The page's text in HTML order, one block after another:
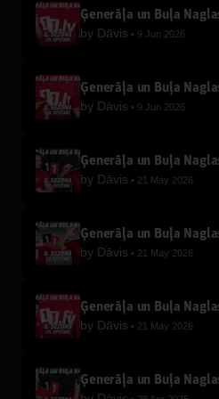
Ģenerāļa un Buļa
by Dāvis 9 Jun 2026
Ģenerāļa un Buļa
by Dāvis 9 Jun 2026
Ģenerāļa un Buļa
by Dāvis 21 May 2026
Ģenerāļa un Buļa
by Dāvis 21 May 2026
Ģenerāļa un Buļa
by Dāvis 21 May 2026
Ģenerāļa un Buļa